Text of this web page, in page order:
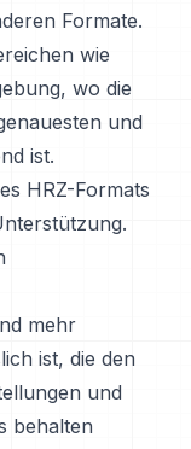
Formate.
wie
wo die
und
ist.
HRZ-Formats
mehr
ist, die den
und
behalten